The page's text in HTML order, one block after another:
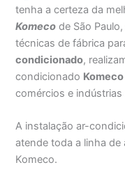
tenha a certeza da
Komeco de São
técnicas de fábrica
condicionado,
condicionado Komeco
comércios e
A instalação ar-
atende toda a linha de
Komeco.